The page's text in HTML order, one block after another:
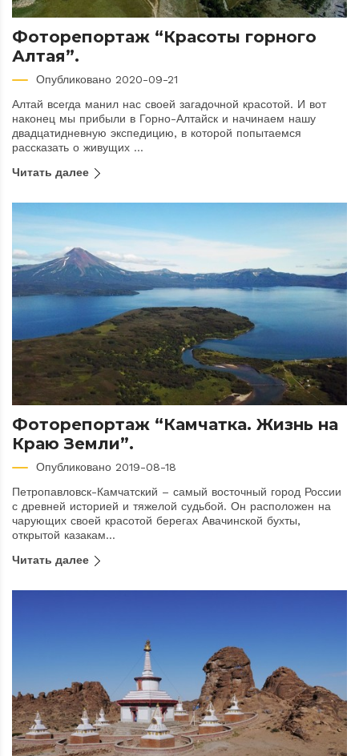
Фоторепортаж “Красоты горного
Алтая”.
Опубликовано 2020-09-21
Алтай всегда манил нас своей загадочной красотой. И вот
наконец мы прибыли в Горно-Алтайск и начинаем нашу
двадцатидневную экспедицию, в которой попытаемся
рассказать о живущих ...
Читать далее
Фоторепортаж “Камчатка. Жизнь на
Краю Земли”.
Опубликовано 2019-08-18
Петропавловск-Камчатский – самый восточный город России
с древней историей и тяжелой судьбой. Он расположен на
чарующих своей красотой берегах Авачинской бухты,
открытой казакам...
Читать далее